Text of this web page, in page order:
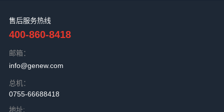
售后服务热线
400-860-8418
邮箱：
info@genew.com
总机：
0755-66688418
地址: